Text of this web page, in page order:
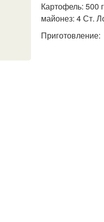
Курица в
Картофель: 500
майонез: 4 Ст.
Приготовление: